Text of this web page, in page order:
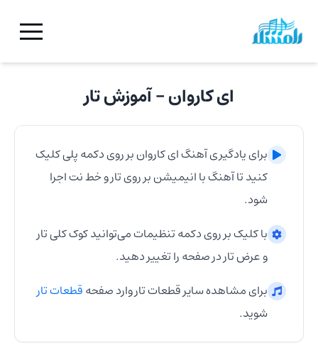
ای کاروان- آموزشتار
برای یادگیری آهنگای کاروانبر روی دکمه پلی کلیک
کنید تا آهنگ با انیمیشن بر رویتارو خط نت اجرا
شود.
با کلیک بر روی دکمه تنظیمات می‌توانید کوک کلیتار
و عرضتاردر صفحه را تغییر دهید.
برای مشاهده سایر قطعاتتاروارد صفحهقطعاتتار
شوید.